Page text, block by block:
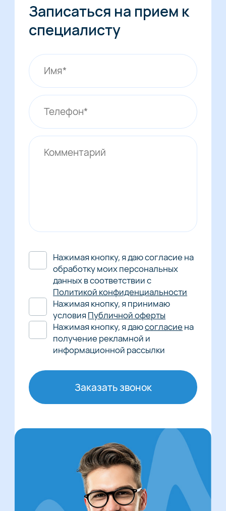
Записаться на прием к
специалисту
Нажимая кнопку, я даю согласие на
обработку моих персональных
данных в соответствии с
Политикой конфиденциальности
Нажимая кнопку, я принимаю
условия Публичной оферты
Нажимая кнопку, я даюсогласие на
получение рекламной и
информационной рассылки
Заказать звонок